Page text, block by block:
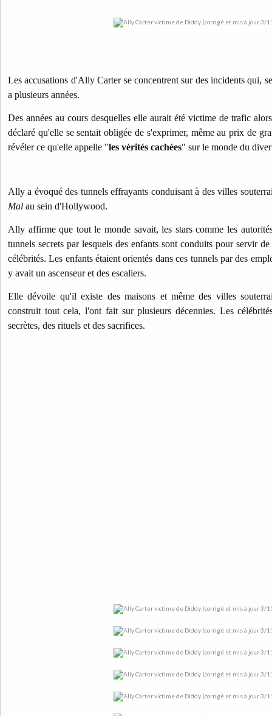
Les accusations d'Ally Carter se concentrent sur des incidents qui,
a plusieurs années.
Des années au cours desquelles elle aurait été victime de trafic
déclaré qu'elle se sentait obligée de s'exprimer, même au prix de
révéler ce qu'elle appelle "les vérités cachées" sur le monde du
Ally a évoqué des tunnels effrayants conduisant à des villes
Mal au sein d'Hollywood.
Ally affirme que tout le monde savait, les stars comme les
tunnels secrets par lesquels des enfants sont conduits pour servir
célébrités. Les enfants étaient orientés dans ces tunnels par des
y avait un ascenseur et des escaliers.
Elle dévoile qu'il existe des maisons et même des villes
construit tout cela, l'ont fait sur plusieurs décennies. Les
secrètes, des rituels et des sacrifices.